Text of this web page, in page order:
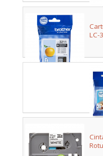
LC-